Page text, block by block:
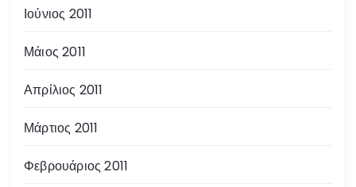
Ιούνιος 2011
Μάιος 2011
Απρίλιος 2011
Μάρτιος 2011
Φεβρουάριος 2011